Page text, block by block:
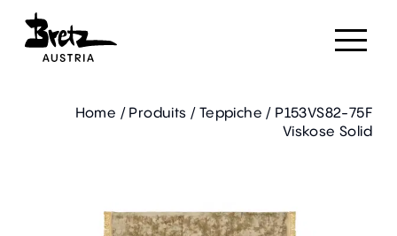
Home / Produits / Teppiche / P153VS82-75F
Viskose Solid